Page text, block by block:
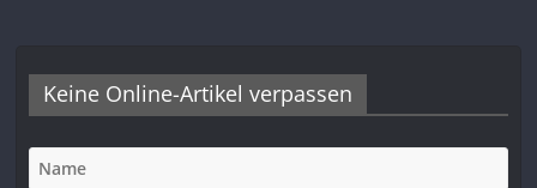
Keine Online-Artikel verpassen